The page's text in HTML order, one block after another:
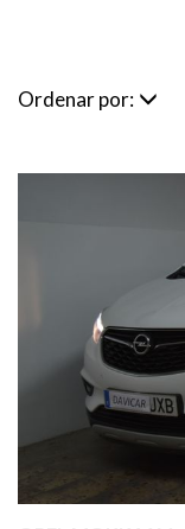
Ordenar por: